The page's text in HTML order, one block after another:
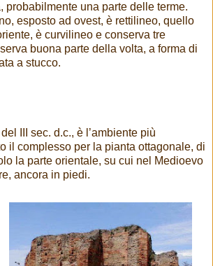
probabilmente una parte delle terme.
esposto ad ovest, è rettilineo, quello
è curvilineo e conserva tre
buona parte della volta, a forma di
a stucco.
III sec. d.c., è l’ambiente più
il complesso per la pianta ottagonale, di
la parte orientale, su cui nel Medioevo
ancora in piedi.